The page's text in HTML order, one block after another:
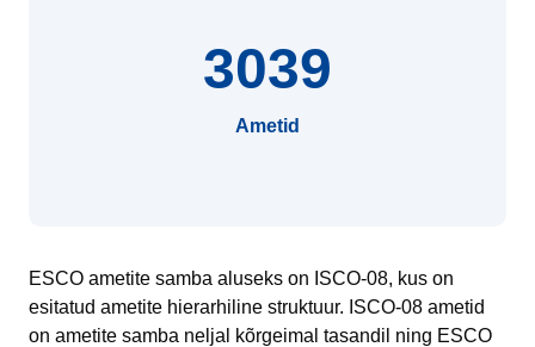
3039
Ametid
ESCO ametite samba aluseks on ISCO-08, kus on
esitatud ametite hierarhiline struktuur. ISCO-08 ametid
on ametite samba neljal kõrgeimal tasandil ning ESCO